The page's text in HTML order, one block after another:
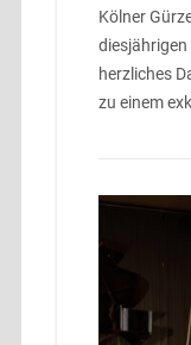
Kölner
diesjährigen
herzliches
zu einem